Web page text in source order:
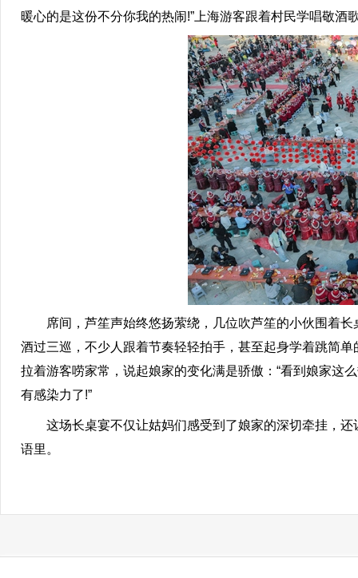
暖心的是这份不分你我的热闹!”上海游客跟着村民学唱敬
席间，芦笙声始终悠扬萦绕，几位吹芦笙的小伙围着长
酒过三巡，不少人跟着节奏轻轻拍手，甚至起身学着跳简
拉着游客唠家常，说起娘家的变化满是骄傲：“看到娘家这
有感染力了!”
这场长桌宴不仅让姑妈们感受到了娘家的深切牵挂，还
语里。